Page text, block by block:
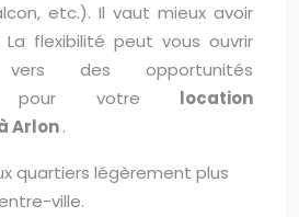
etc.). Il vaut mieux avoir
La flexibilité peut vous ouvrir
des opportunités
pour votre location
Arlon.
quartiers légèrement plus
ville.